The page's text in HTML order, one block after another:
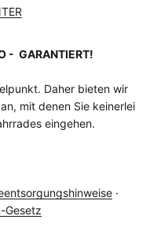
- GARANTIERT!
Daher bieten wir
an, mit denen Sie keinerlei
eingehen.
·
Gesetz